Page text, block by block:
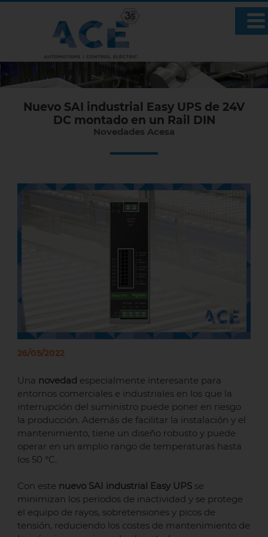
Nuevo SAI industrial Easy UPS de 24V
DC montado en un Rail DIN
Novedades Acesa
26/05/2022
Una novedad especialmente interesante para
entornos comerciales e industriales en los que la
interrupción del suministro puede poner en riesgo
la producción. Además de facilitar la instalación y el
mantenimiento, tiene un diseño robusto y puede
operar en un amplio rango de temperaturas hasta
los 50 °C.
Con este nuevo SAI industrial Easy UPS se
minimizan los periodos de inactividad y se protege
el equipo de rayos, sobretensiones y picos de
tensión, reduciendo los costes de mantenimiento de